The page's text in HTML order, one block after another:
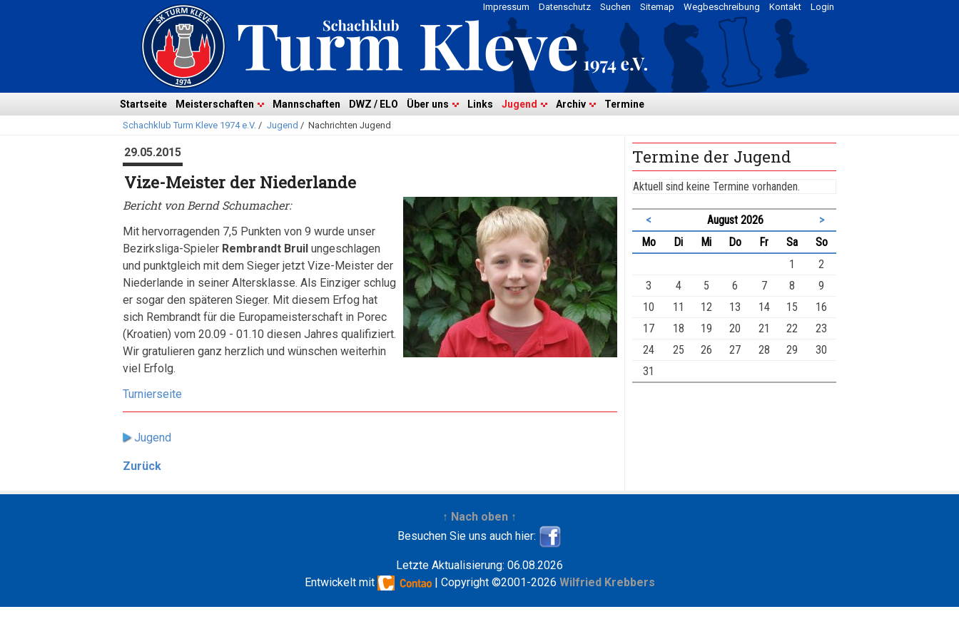
überspringen
Login
Kontakt
Wegbeschreibung
Sitemap
Suchen
Datenschutz
Impressum
Startseite Meisterschaften Mannschaften DWZ / ELO Über uns Links Jugend Archiv Termine
Schachklub Turm Kleve 1974 e.V. / Jugend / Nachrichten Jugend
29.05.2015
Vize-Meister der Niederlande
Bericht von Bernd Schumacher:
Mit hervorragenden 7,5 Punkten von 9 wurde unser
Bezirksliga-Spieler Rembrandt Bruil ungeschlagen
und punktgleich mit dem Sieger jetzt Vize-Meister der
Niederlande in seiner Altersklasse. Als Einziger schlug
er sogar den späteren Sieger. Mit diesem Erfog hat
sich Rembrandt für die Europameisterschaft in Porec
(Kroatien) vom 20.09 - 01.10 diesen Jahres qualifiziert.
Wir gratulieren ganz herzlich und wünschen weiterhin
viel Erfolg.
Turnierseite
Jugend
Zurück
Termine der Jugend
Aktuell sind keine Termine vorhanden.
< August 2026
>
Montag Dienstag
Mittwoch
Donnerstag
FreitagSamstag
Sonntag
1
2
3
4 5 6 7 8
9
10
11 12 13 14 15
16
17
18 19 20 21 22
23
24
25 26 27 28 29
30
31
↑ Nach oben ↑
Besuchen Sie uns auch hier:
Letzte Aktualisierung: 06.08.2026
Entwickelt mit
| Copyright ©2001-2026 Wilfried Krebbers